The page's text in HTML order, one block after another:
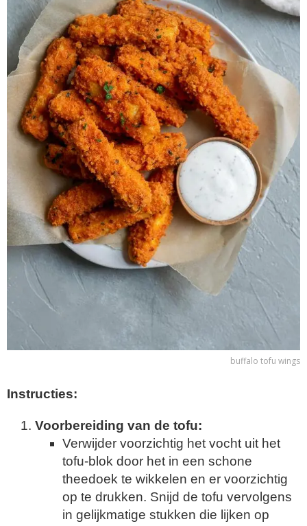
buffalo tofu wings
Instructies:
Voorbereiding van de tofu:
Verwijder voorzichtig het vocht uit het
tofu-blok door het in een schone
theedoek te wikkelen en er voorzichtig
op te drukken. Snijd de tofu vervolgens
in gelijkmatige stukken die lijken op